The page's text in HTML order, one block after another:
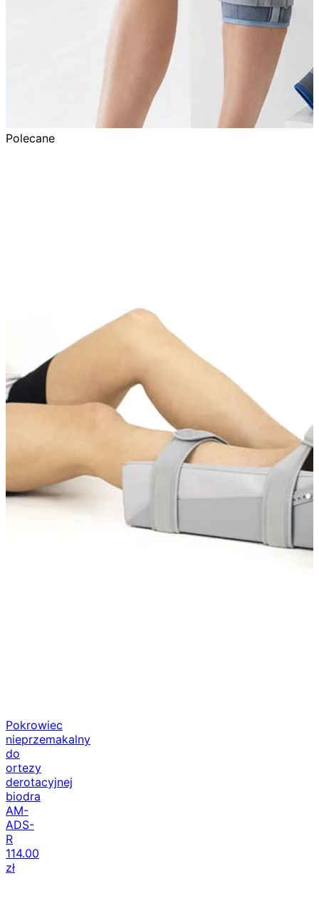
Polecane
Pokrowiec
nieprzemakalny
do
ortezy
derotacyjnej
biodra
AM-
ADS-
R
114.00
zł